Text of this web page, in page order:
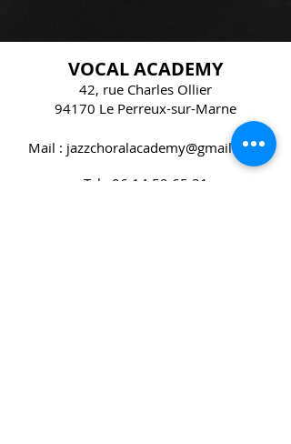
VOCAL ACADEMY
42, rue Charles Ollier
94170 Le Perreux-sur-Marne
Mail : jazzchoralacademy@gmail.com
Tel : 06 14 59 65 31